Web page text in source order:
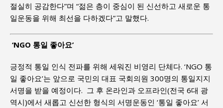
절실히 공감한다”며 “젊은 층이 중심이 된 신선하고 새로운 통
일운동을 위해 최선을 다하겠다”고 말했다.
‘NGO 통일 좋아요’
긍정적 통일 인식 전파를 위해 세워진 비영리 단체다. ‘NGO 통
일 좋아요’는 앞으로 국민의 대표 국회의원 300명의 통일지지
서명을 받을 예정이다. 그 후 온라인과 오프라인(전국 6대 광
역시)에서 새롭고 신선한 형식의 서명운동인 ‘통일 좋아요’ 서